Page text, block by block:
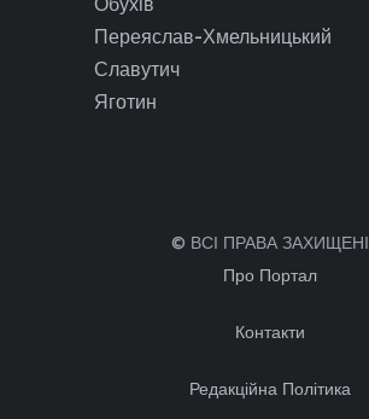
Переяслав-Хмельницький
Славутич
Яготин
© ВСІ ПРАВА ЗАХИЩЕНІ
Про Портал
Контакти
Редакційна Політика